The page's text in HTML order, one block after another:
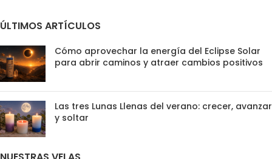
ÚLTIMOS ARTÍCULOS
Cómo aprovechar la energía del Eclipse Solar
para abrir caminos y atraer cambios positivos
Las tres Lunas Llenas del verano: crecer, avanzar
y soltar